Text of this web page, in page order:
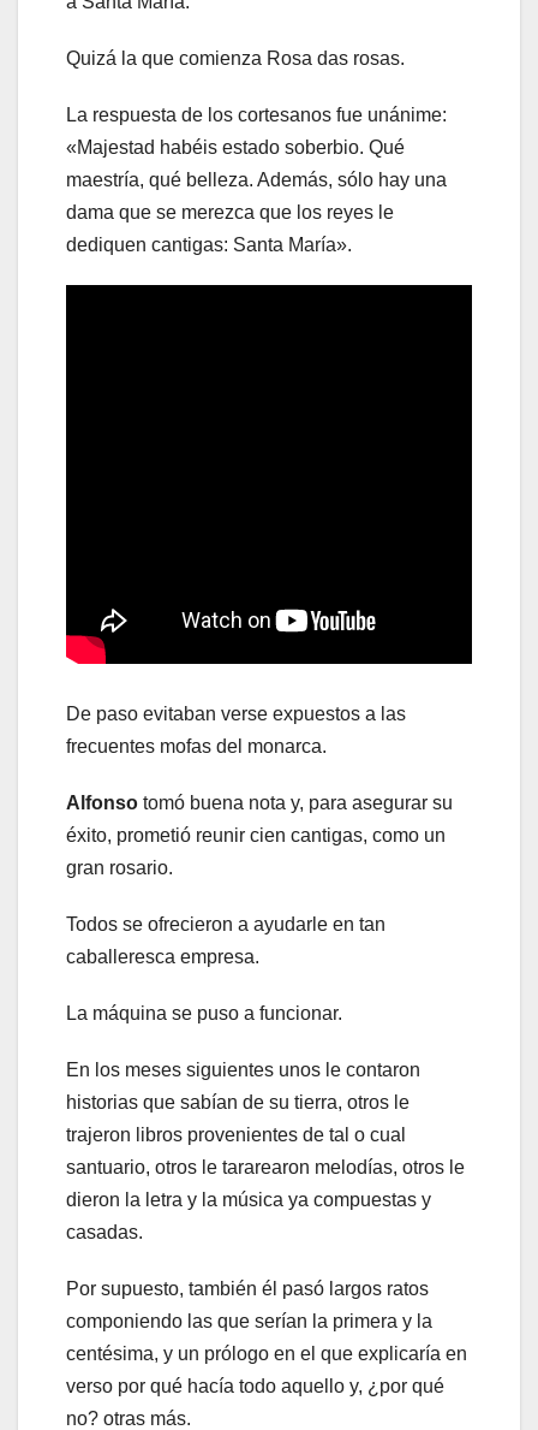
Quizá la que comienza Rosa das rosas.
La respuesta de los cortesanos fue unánime:
«Majestad habéis estado soberbio. Qué
maestría, qué belleza. Además, sólo hay una
dama que se merezca que los reyes le
dediquen cantigas: Santa María».
De paso evitaban verse expuestos a las
frecuentes mofas del monarca.
Alfonso tomó buena nota y, para asegurar su
éxito, prometió reunir cien cantigas, como un
gran rosario.
Todos se ofrecieron a ayudarle en tan
caballeresca empresa.
La máquina se puso a funcionar.
En los meses siguientes unos le contaron
historias que sabían de su tierra, otros le
trajeron libros provenientes de tal o cual
santuario, otros le tararearon melodías, otros le
dieron la letra y la música ya compuestas y
casadas.
Por supuesto, también él pasó largos ratos
componiendo las que serían la primera y la
centésima, y un prólogo en el que explicaría en
verso por qué hacía todo aquello y, ¿por qué
no? otras más.